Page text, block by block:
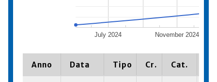
July 2024 November 2024
Anno Data Tipo Cr. Cat.